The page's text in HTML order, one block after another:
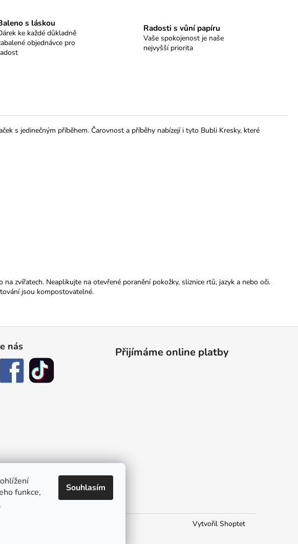
funkce,
Souhlasím
s láskou
ke každé důkladně
objednávce pro
Radosti s vůní papíru
Vaše spokojenost je naše
nejvyšší priorita
s jedinečným příběhem. Čarovnost a příběhy nabízejí i tyto Bubli Kresky, které
zvířatech. Neaplikujte na otevřené poranění pokožky, sliznice rtů, jazyk a nebo oči.
jsou kompostovatelné.
nás Přijímáme online platby
Vytvořil Shoptet